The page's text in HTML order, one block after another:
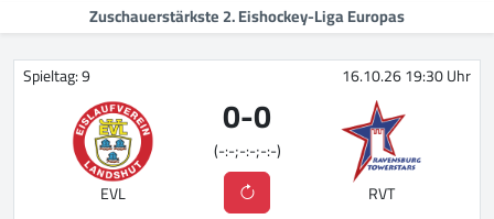
Zuschauerstärkste 2. Eishockey-Liga Europas
Spieltag: 9 16.10.26 19:30 Uhr
EVL
0-0
(-:-;-:-;-:-)
RVT